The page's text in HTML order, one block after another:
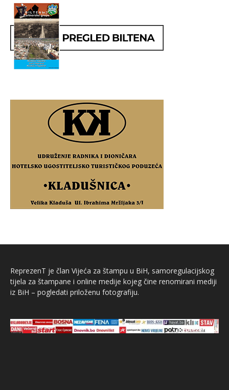
ReprezenT je član Vijeća za štampu u BiH, samoregulacijskog
tijela za štampane i online medije kojeg čine renomirani mediji
iz BiH – pogledati priloženu fotografiju.